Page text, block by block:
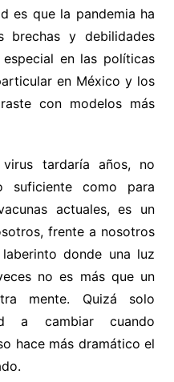
es que la pandemia ha
brechas y debilidades
en las políticas
en México y los
con modelos más
tardaría años, no
suficiente como para
actuales, es un
frente a nosotros
donde una luz
no es más que un
mente. Quizá solo
a cambiar cuando
hace más dramático el